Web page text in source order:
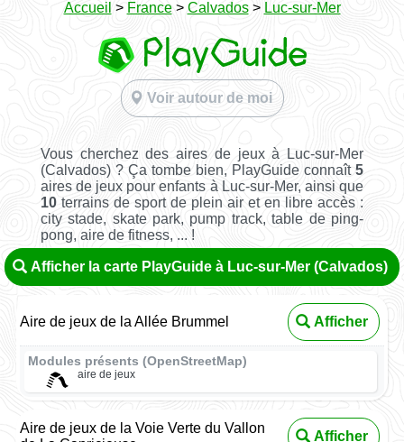
Accueil > France> Calvados> Luc-sur-Mer
Voir autour de moi
Vous cherchez des aires de jeux à Luc-sur-Mer
(Calvados) ? Ça tombe bien, PlayGuide connaît5
aires de jeux pour enfants à Luc-sur-Mer, ainsi que
10terrains de sport de plein air et en libre accès :
city stade, skate park, pump track, table de ping-
pong, aire de fitness, ... !
Afficher la carte PlayGuide à Luc-sur-Mer (Calvados)
Aire de jeux de la Allée Brummel Afficher
Modules présents (OpenStreetMap)
aire de jeux
Aire de jeux de la Voie Verte du Vallon
Afficher